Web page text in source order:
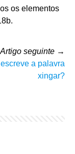
os elementos
Artigo seguinte →
a palavra
xingar?